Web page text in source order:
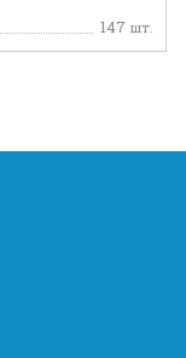
147 шт.